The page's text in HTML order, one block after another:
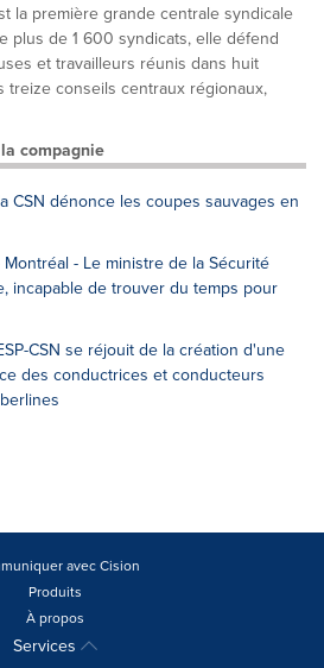
la première grande centrale syndicale
plus de 1 600 syndicats, elle défend
et travailleurs réunis dans huit
treize conseils centraux régionaux,
compagnie
CSN dénonce les coupes sauvages en
- Le ministre de la Sécurité
incapable de trouver du temps pour
CSN se réjouit de la création d'une
des conductrices et conducteurs
avec Cision
Produits
À propos
Services